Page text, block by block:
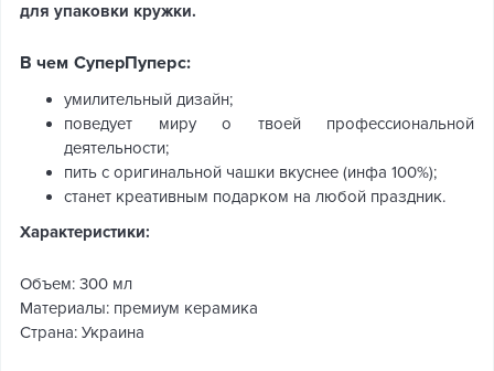
для упаковки кружки.
В чем СуперПуперс:
умилительный дизайн;
поведует миру о твоей профессиональной
деятельности;
пить с оригинальной чашки вкуснее (инфа 100%);
станет креативным подарком на любой праздник.
Характеристики:
Объем: 300 мл
Материалы: премиум керамика
Страна: Украина